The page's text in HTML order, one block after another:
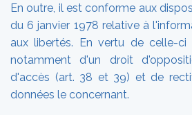
En outre, il est conforme aux
du 6 janvier 1978 relative à
aux libertés. En vertu de celle-ci
notamment d'un droit
d'accès (art. 38 et 39) et de
données le concernant.